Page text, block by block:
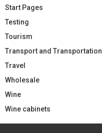
Start Pages
Testing
Tourism
Transport and Transportation
Travel
Wholesale
Wine
Wine cabinets